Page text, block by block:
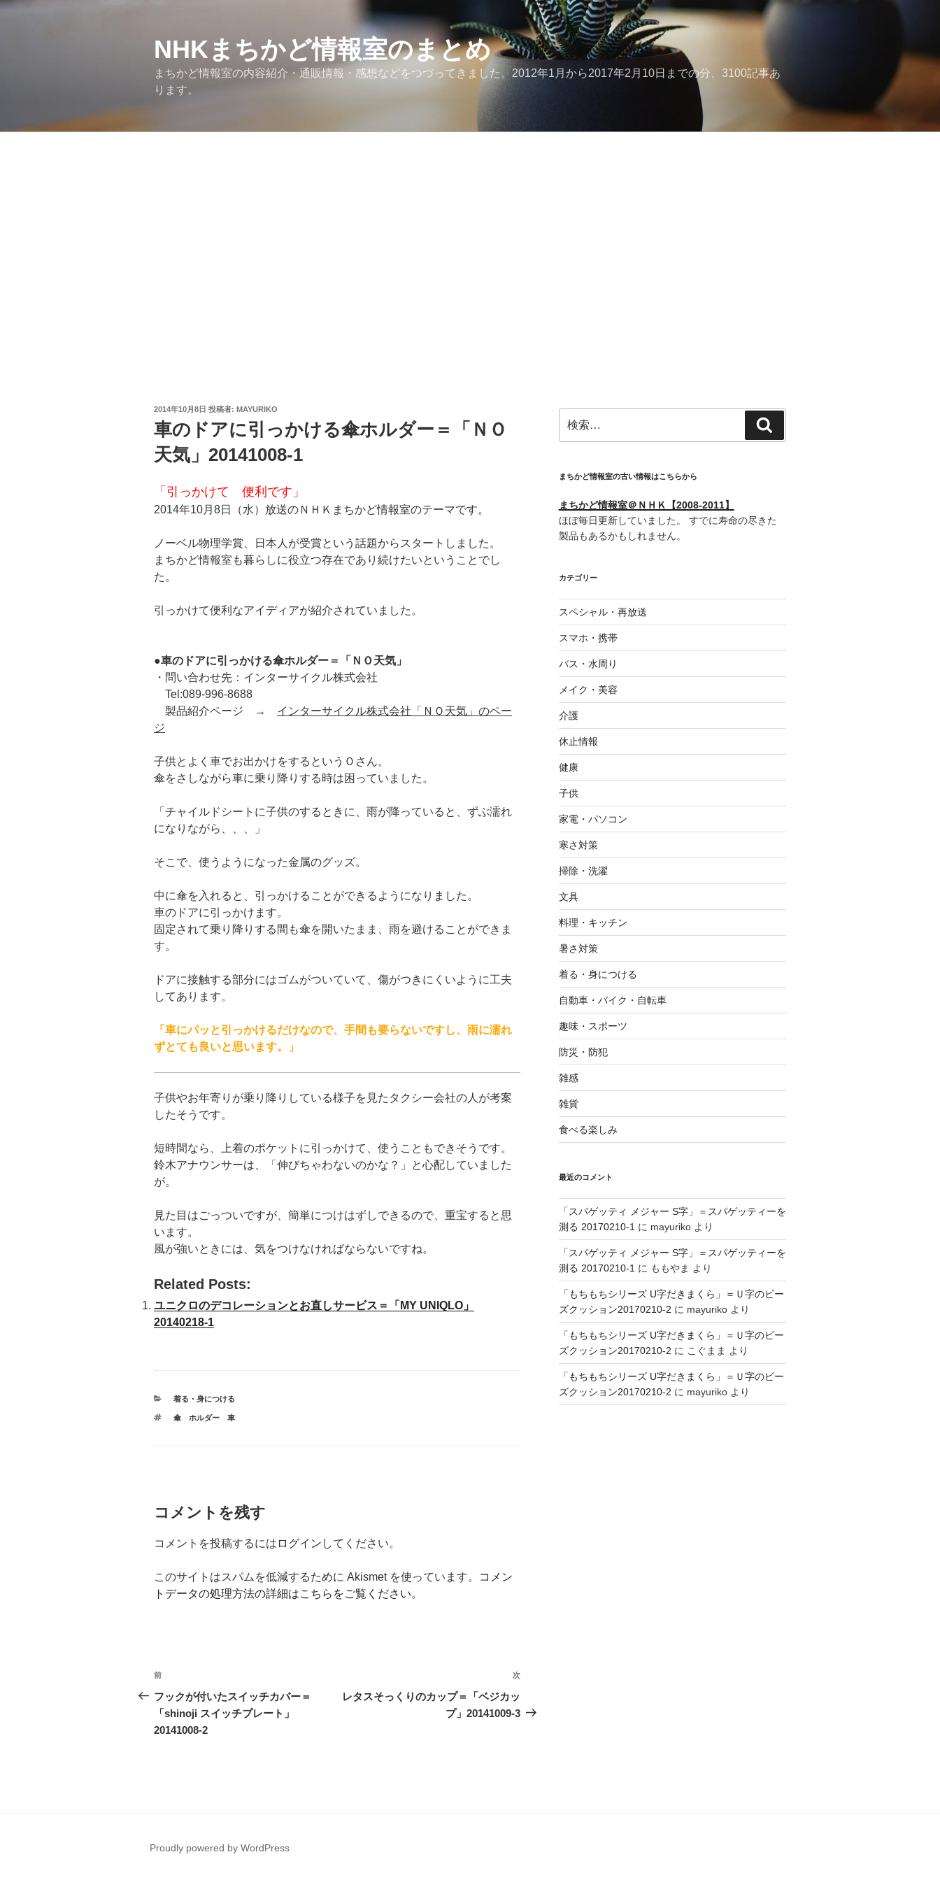
コ
NHKまちかど情報室のまとめ
まちかど情報室の内容紹介・通販情報・感想などをつづってきました。2012年1月から2017年2月10日までの分、3100記事あ
ります。
投
日:
2014年10月8日 投稿者: MAYURIKO
車のドアに引っかける傘ホルダー＝「ＮＯ
天気」20141008-1
「引っかけて 便利です」
2014年10月8日（水）放送のＮＨＫまちかど情報室のテーマです。
ノーベル物理学賞、日本人が受賞という話題からスタートしました。
まちかど情報室も暮らしに役立つ存在であり続けたいということでし
た。
引っかけて便利なアイディアが紹介されていました。
●車のドアに引っかける傘ホルダー＝「ＮＯ天気」
・問い合わせ先：インターサイクル株式会社
Tel:089-996-8688
製品紹介ページ → インターサイクル株式会社「ＮＯ天気」のペー
ジ
子供とよく車でお出かけをするというＯさん。
傘をさしながら車に乗り降りする時は困っていました。
「チャイルドシートに子供のするときに、雨が降っていると、ずぶ濡れ
になりながら、、、」
そこで、使うようになった金属のグッズ。
中に傘を入れると、引っかけることができるようになりました。
車のドアに引っかけます。
固定されて乗り降りする間も傘を開いたまま、雨を避けることができま
す。
ドアに接触する部分にはゴムがついていて、傷がつきにくいように工夫
してあります。
「車にパッと引っかけるだけなので、手間も要らないですし、雨に濡れ
ずとても良いと思います。」
子供やお年寄りが乗り降りしている様子を見たタクシー会社の人が考案
したそうです。
短時間なら、上着のポケットに引っかけて、使うこともできそうです。
鈴木アナウンサーは、「伸びちゃわないのかな？」と心配していました
が。
見た目はごっついですが、簡単につけはずしできるので、重宝すると思
います。
風が強いときには、気をつけなければならないですね。
Related Posts:
ユニクロのデコレーションとお直しサービス＝「MY UNIQLO」
20140218-1
カ
ゴ
着る・身につける
タ
傘 ホルダー 車
コメントを残す
コメントを投稿するには ログイン してください。
このサイトはスパムを低減するために Akismet を使っています。
コメン
トデータの処理方法の詳細はこちらをご覧ください。
投
稿
ナ
ョ
前
の
投
稿
前
フックが付いたスイッチカバー＝
「shinoji スイッチプレート」
20141008-2
次
投
次
レタスそっくりのカップ＝「ベジカッ
プ」20141009-3
索:
索
まちかど情報室の古い情報はこちらから
まちかど情報室＠ＮＨＫ【2008-2011】
ほぼ毎日更新していました。 すでに寿命の尽きた
製品もあるかもしれません。
カテゴリー
スペシャル・再放送
スマホ・携帯
バス・水周り
メイク・美容
介護
休止情報
健康
子供
家電・パソコン
寒さ対策
掃除・洗濯
文具
料理・キッチン
暑さ対策
着る・身につける
自動車・バイク・自転車
趣味・スポーツ
防災・防犯
雑感
雑貨
食べる楽しみ
最近のコメント
「スパゲッティ メジャー S字」＝スパゲッティーを
測る 20170210-1に mayurikoより
「スパゲッティ メジャー S字」＝スパゲッティーを
測る 20170210-1に ももやま より
「もちもちシリーズ U字だきまくら」＝Ｕ字のビー
ズクッション20170210-2 に mayurikoより
「もちもちシリーズ U字だきまくら」＝Ｕ字のビー
ズクッション20170210-2 に こぐまま より
「もちもちシリーズ U字だきまくら」＝Ｕ字のビー
ズクッション20170210-2 に mayurikoより
Proudly powered by WordPress